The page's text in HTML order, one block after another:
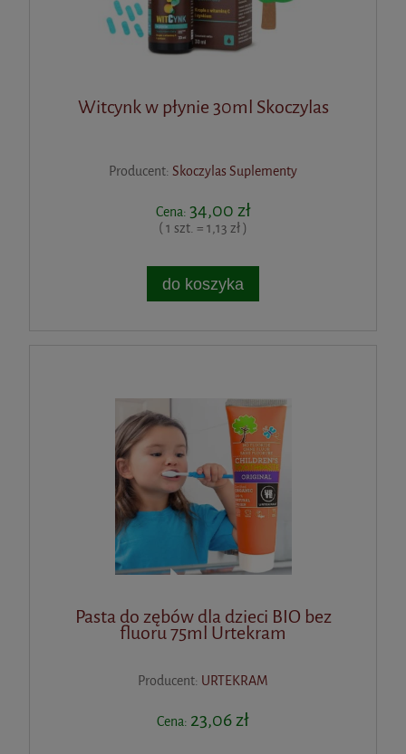
Witcynk w płynie 30ml Skoczylas
Producent: Skoczylas Suplementy
Cena: 34,00 zł
( 1 szt. = 1,13 zł )
do koszyka
Pasta do zębów dla dzieci BIO bez
fluoru 75ml Urtekram
Producent: URTEKRAM
Cena: 23,06 zł